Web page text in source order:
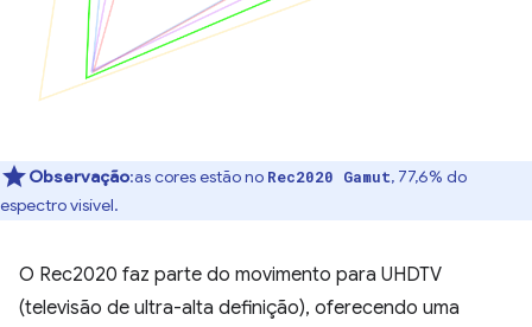
Observação:as cores estão no Rec2020 Gamut, 77,6% do
espectro visível.
O Rec2020 faz parte do movimento para UHDTV
(televisão de ultra-alta definição), oferecendo uma